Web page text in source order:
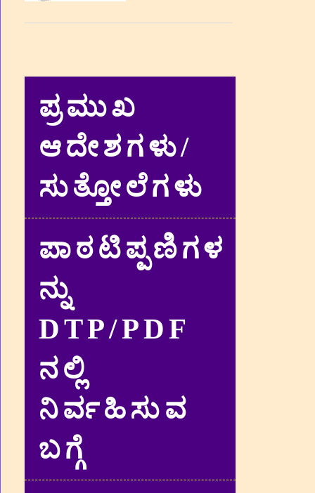
ಪ್ರಮುಖ
ಆದೇಶಗಳು/
ಸುತ್ತೋಲೆಗಳು
ಪಾಠಟಿಪ್ಪಣಿಗಳ
ನ್ನು
DTP/PDF
ನಲ್ಲಿ
ನಿರ್ವಹಿಸುವ
ಬಗ್ಗೆ